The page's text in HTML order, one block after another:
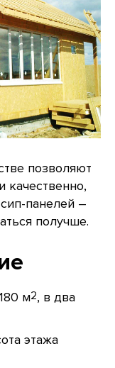
позволяют
качественно,
панелей –
получше.
м2, в два
этажа